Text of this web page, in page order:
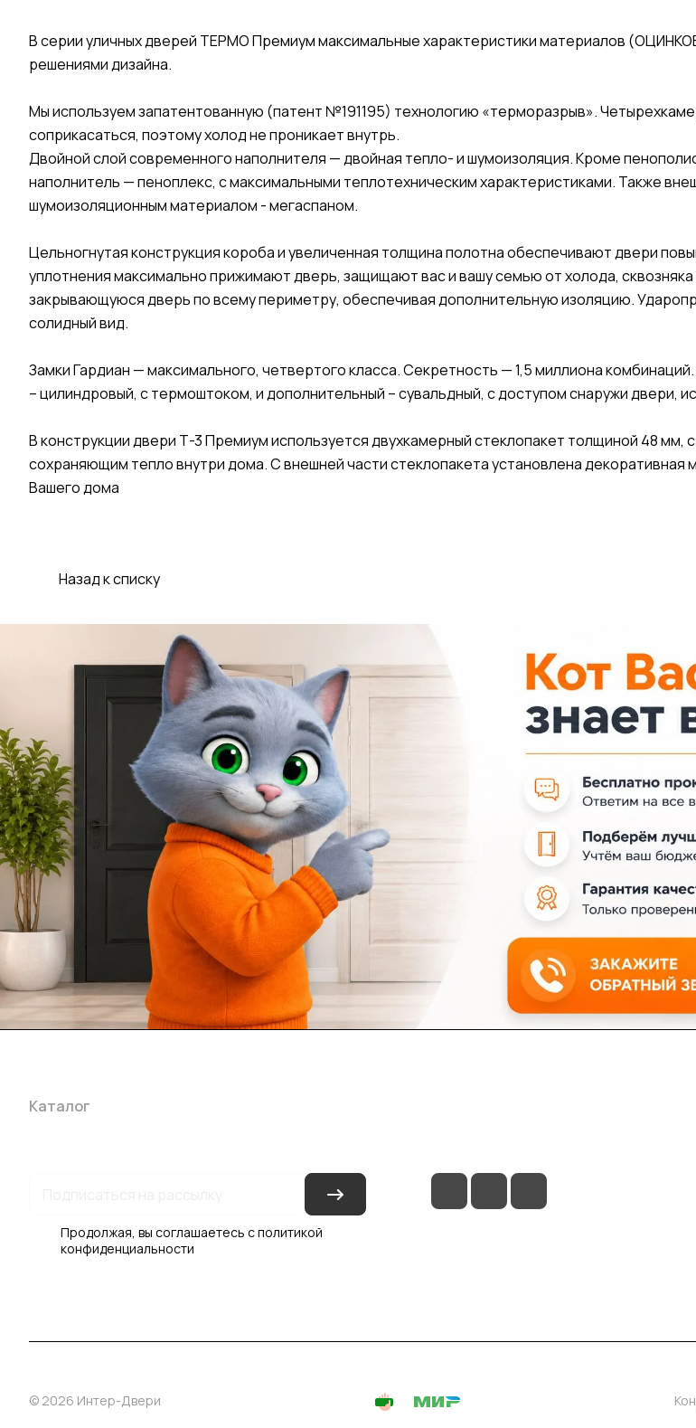
В серии уличных дверей ТЕРМО Премиум максимальные характеристики материалов
решениями дизайна.
Мы используем запатентованную (патент №191195) технологию «терморазрыв».
соприкасаться, поэтому холод не проникает внутрь.
Двойной слой современного наполнителя — двойная тепло- и шумоизоляция. Кроме
наполнитель — пеноплекс, с максимальными теплотехническим характеристиками. Также
шумоизоляционным материалом - мегаспаном.
Цельногнутая конструкция короба и увеличенная толщина полотна обеспечивают двери
уплотнения максимально прижимают дверь, защищают вас и вашу семью от холода,
закрывающуюся дверь по всему периметру, обеспечивая дополнительную изоляцию.
солидный вид.
Замки Гардиан — максимального, четвертого класса. Секретность — 1,5 миллиона
– цилиндровый, с термоштоком, и дополнительный – сувальдный, с доступом снаружи двери,
В конструкции двери Т-3 Премиум используется двухкамерный стеклопакет толщиной 48
сохраняющим тепло внутри дома. С внешней части стеклопакета установлена
Вашего дома
Назад к списку
Каталог
Продолжая, вы соглашаетесь сполитикой
конфиденциальности
© 2026 Интер-Двери